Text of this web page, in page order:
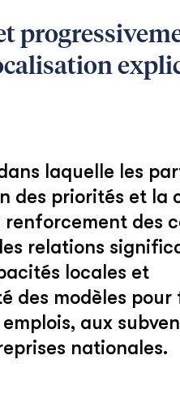
laquelle les
des priorités et la
des
relations
locales et
des modèles
aux
nationales.